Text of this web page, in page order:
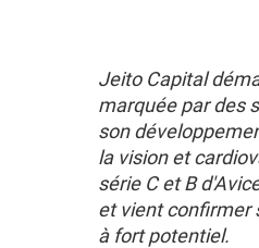
Jeito Capital
marquée par des
son
la vision et
série C et B
et vient confirmer
à fort potentiel.